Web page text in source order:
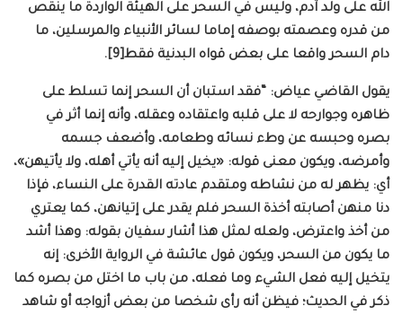
الله على ولد آدم، وليس في السحر على الهيئة الواردة ما ينقص
من قدره وعصمته بوصفه إماما لسائر الأنبياء والمرسلين، ما
دام السحر واقعا على بعض قواه البدنية فقط[9].
يقول القاضي عياض: “فقد استبان أن السحر إنما تسلط على
ظاهره وجوارحه لا على قلبه واعتقاده وعقله، وأنه إنما أثر في
بصره وحبسه عن وطء نسائه وطعامه، وأضعف جسمه
وأمرضه، ويكون معنى قوله: «يخيل إليه أنه يأتي أهله، ولا يأتيهن»،
أي: يظهر له من نشاطه ومتقدم عادته القدرة على النساء، فإذا
دنا منهن أصابته أخذة السحر فلم يقدر على إتيانهن، كما يعتري
من أخذ واعترض، ولعله لمثل هذا أشار سفيان بقوله: وهذا أشد
ما يكون من السحر، ويكون قول عائشة في الرواية الأخرى: إنه
يتخيل إليه فعل الشيء وما فعله، من باب ما اختل من بصره كما
ذكر في الحديث؛ فيظن أنه رأى شخصا من بعض أزواجه أو شاهد